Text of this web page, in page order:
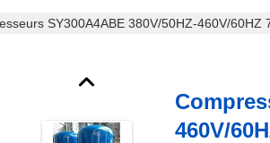
SY300A4ABE 380V/50HZ-460V/
460V/